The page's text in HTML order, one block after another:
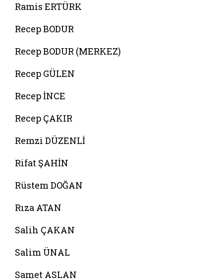
Ramis ERTÜRK
Recep BODUR
Recep BODUR (MERKEZ)
Recep GÜLEN
Recep İNCE
Recep ÇAKIR
Remzi DÜZENLİ
Rifat ŞAHİN
Rüstem DOĞAN
Rıza ATAN
Salih ÇAKAN
Salim ÜNAL
Samet ASLAN